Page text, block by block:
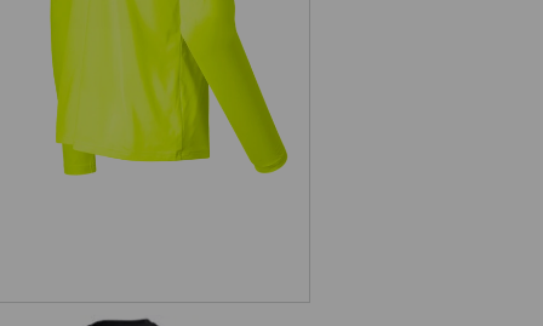
UV e.s.trail